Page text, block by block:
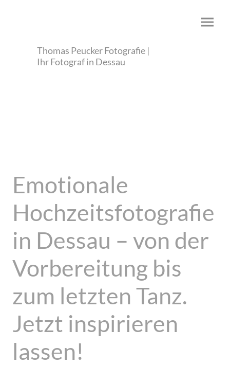
Thomas Peucker Fotografie |
Ihr Fotograf in Dessau
Emotionale
Hochzeitsfotografie
in Dessau – von der
Vorbereitung bis
zum letzten Tanz.
Jetzt inspirieren
lassen!